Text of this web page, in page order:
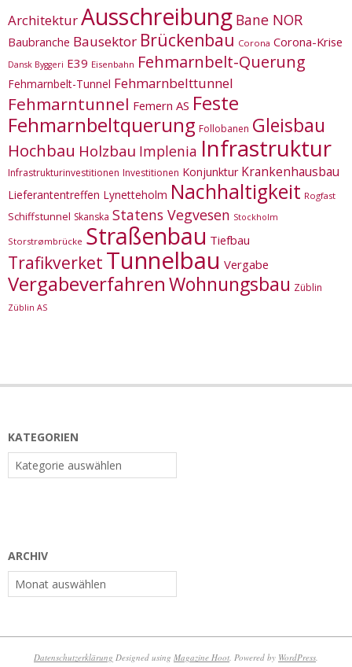
ArchitekturAusschreibung Bane NOR
Baubranche Bausektor Brückenbau Corona Corona-Krise
Dansk Byggeri E39 Eisenbahn Fehmarnbelt-Querung
Fehmarnbelt-Tunnel Fehmarnbelttunnel
Fehmarntunnel Femern AS Feste
Fehmarnbeltquerung Follobanen Gleisbau
Hochbau Holzbau Implenia Infrastruktur
Infrastrukturinvestitionen Investitionen Konjunktur Krankenhausbau
Lieferantentreffen Lynetteholm Nachhaltigkeit Rogfast
Schiffstunnel Skanska Statens Vegvesen Stockholm
Storstrømbrücke Straßenbau Tiefbau
Trafikverket Tunnelbau Vergabe
VergabeverfahrenWohnungsbau Züblin
Züblin AS
KATEGORIEN
Kategorien
ARCHIV
Archiv
Datenschutzerklärung Designed using Magazine Hoot . Powered by WordPress